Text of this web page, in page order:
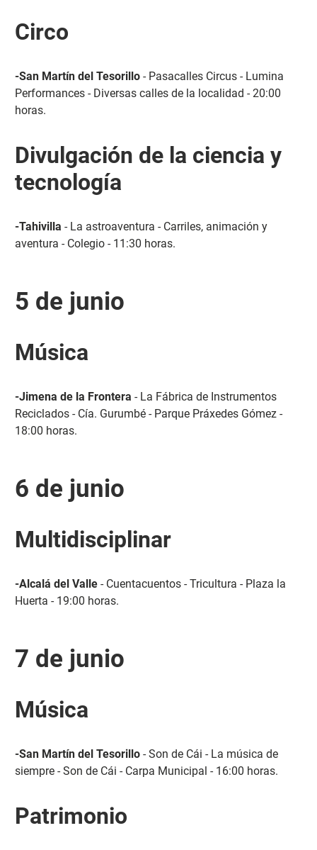
Circo
-San Martín del Tesorillo- Pasacalles Circus - Lumina
Performances - Diversas calles de la localidad - 20:00
horas.
Divulgación de la ciencia y
tecnología
-Tahivilla - La astroaventura - Carriles, animación y
aventura - Colegio - 11:30 horas.
5 de junio
Música
-Jimena de la Frontera - La Fábrica de Instrumentos
Reciclados - Cía. Gurumbé - Parque Práxedes Gómez -
18:00 horas.
6 de junio
Multidisciplinar
-Alcalá del Valle- Cuentacuentos - Tricultura - Plaza la
Huerta - 19:00 horas.
7 de junio
Música
-San Martín del Tesorillo- Son de Cái - La música de
siempre - Son de Cái - Carpa Municipal - 16:00 horas.
Patrimonio